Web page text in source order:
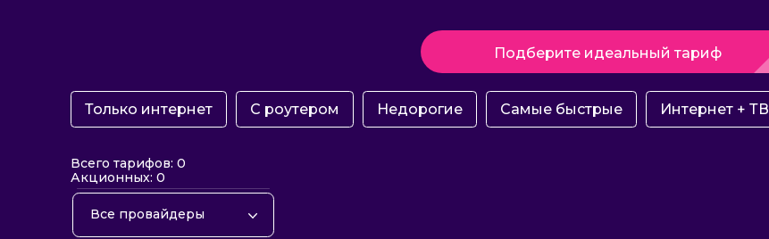
Подберите идеальный тариф
Только интернет С роутером Недорогие Самые быстрые Интернет + ТВ
Всего тарифов: 0
Акционных: 0
Все провайдеры